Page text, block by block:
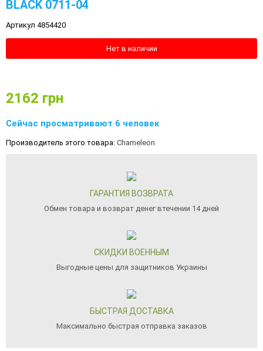
BLACK 0711-04
Артикул 4854420
Нет в наличии
2162 грн
Сейчас просматривают 6 человек
Производитель этого товара: Chameleon
ГАРАНТИЯ ВОЗВРАТА
Обмен товара и возврат денег втечении 14 дней
СКИДКИ ВОЕННЫМ
Выгодные цены для защитников Украины
БЫСТРАЯ ДОСТАВКА
Максимально быстрая отправка заказов